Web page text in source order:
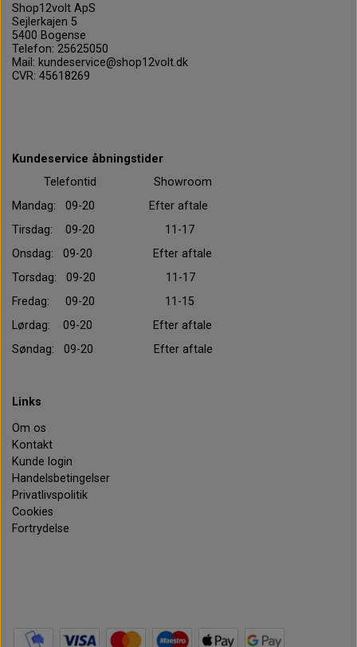
Shop12volt ApS
Sejlerkajen 5
5400 Bogense
Telefon: 25625050
Mail: kundeservice@shop12volt.dk
CVR: 45618269
Kundeservice åbningstider
Telefontid Showroom
Mandag: 09-20 Efter aftale
Tirsdag: 09-20 11-17
Onsdag: 09-20 Efter aftale
Torsdag: 09-20 11-17
Fredag: 09-20 11-15
Lørdag: 09-20 Efter aftale
Søndag: 09-20 Efter aftale
Links
Om os
Kontakt
Kunde login
Handelsbetingelser
Privatlivspolitik
Cookies
Fortrydelse